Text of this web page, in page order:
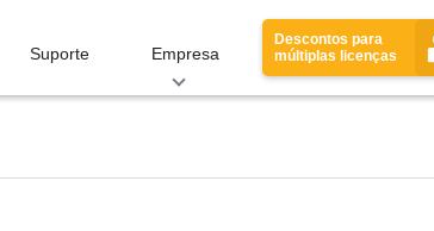
Suporte Empresa
Descontos para
múltiplas licenças